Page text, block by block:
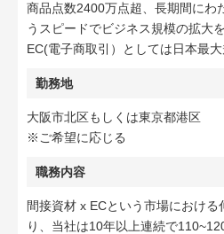
商品点数2400万点超、長期間にわ
うスピードでビジネス規模の拡大
EC(電子商取引）としては日本最
勤務地
大阪市北区もしくは東京都港区
※ご希望に応じる
職務内容
間接資材 x ECという市場におけ
り、当社は10年以上連続で